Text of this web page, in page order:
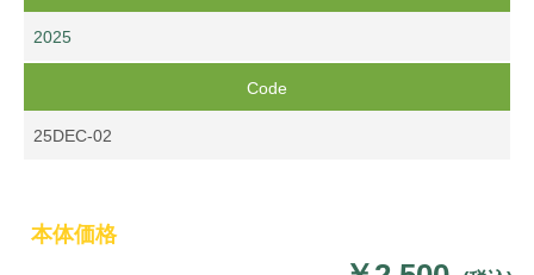
2025
Code
25DEC-02
本体価格